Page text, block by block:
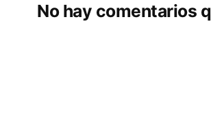
No hay comentarios